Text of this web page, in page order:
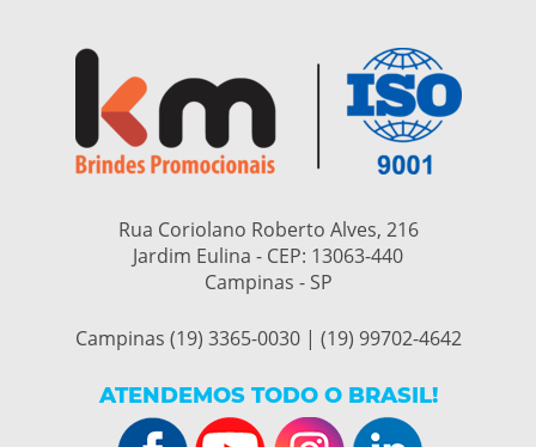
Rua Coriolano Roberto Alves, 216
Jardim Eulina - CEP: 13063-440
Campinas - SP
Campinas (19) 3365-0030 | (19) 99702-4642
ATENDEMOS TODO O BRASIL!